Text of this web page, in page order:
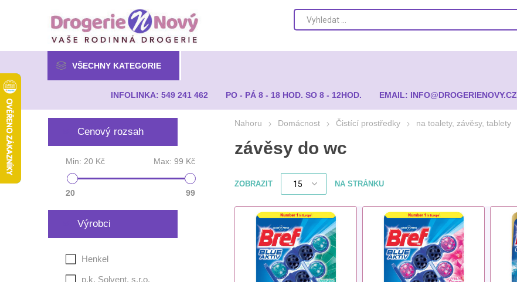
VŠECHNY KATEGORIE
INFOLINKA: 549 241 462 PO - PÁ 8 - 18 HOD. SO 8 - 12HOD. EMAIL: INFO@DROGERIENOVY.CZ
Nahoru Domácnost Čistící prostředky na toalety, závěsy, tablety
závěsy do wc
ZOBRAZIT NA STRÁNKU
Cenový rozsah
Min: 20 Kč Max: 99 Kč
20 99
Výrobci
Henkel
p.k. Solvent, s.r.o.